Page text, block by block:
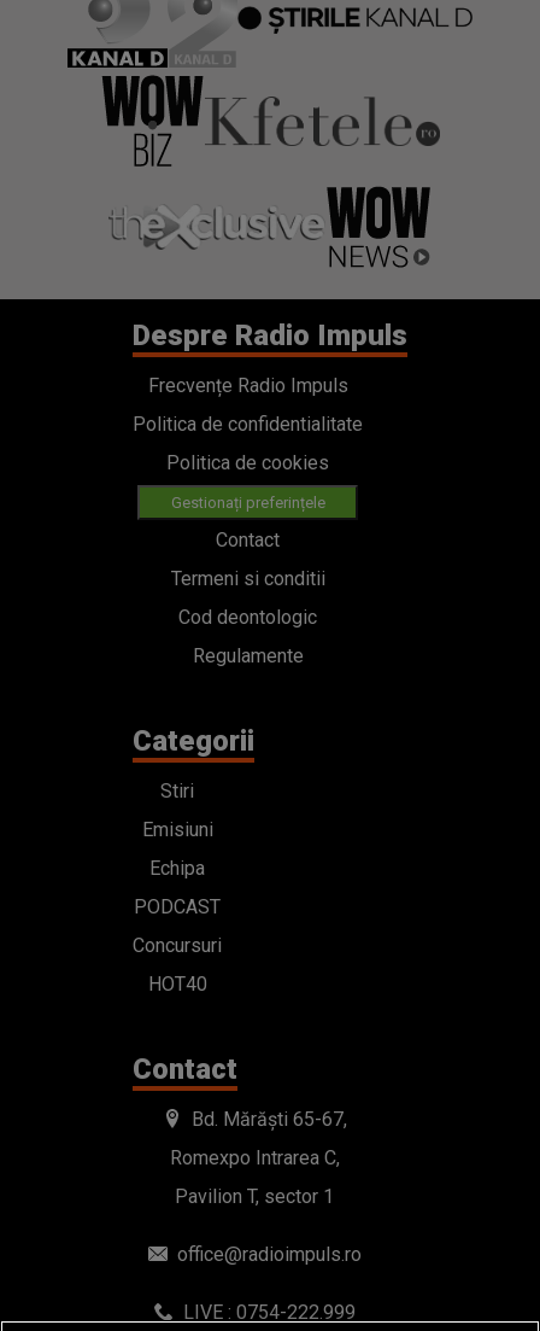
Despre Radio Impuls
Frecvențe Radio Impuls
Politica de confidentialitate
Politica de cookies
Gestionați preferințele
Contact
Termeni si conditii
Cod deontologic
Regulamente
Categorii
Stiri
Emisiuni
Echipa
PODCAST
Concursuri
HOT40
Contact
Bd. Mărăști 65-67,
Romexpo Intrarea C,
Pavilion T, sector 1
office@radioimpuls.ro
LIVE : 0754-222.999